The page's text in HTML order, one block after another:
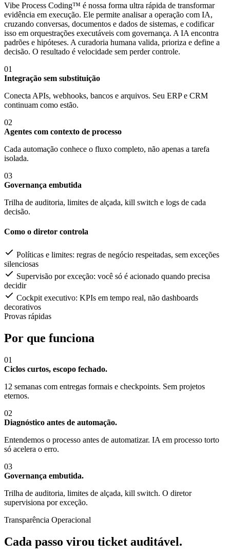
Vibe Process Coding™ é nossa forma ultra rápida de transformar
evidência em execução. Ele permite analisar a operação com IA,
cruzando conversas, documentos e dados de sistemas, e codificar
isso em orquestrações executáveis com governança. A IA encontra
padrões e hipóteses. A curadoria humana valida, prioriza e define a
decisão. O resultado é velocidade sem perder controle.
01
Integração sem substituição
Conecta APIs, webhooks, bancos e arquivos. Seu ERP e CRM
continuam como estão.
02
Agentes com contexto de processo
Cada automação conhece o fluxo completo, não apenas a tarefa
isolada.
03
Governança embutida
Trilha de auditoria, limites de alçada, kill switch e logs de cada
decisão.
Como o diretor controla
Políticas e limites: regras de negócio respeitadas, sem exceções
silenciosas
Supervisão por exceção: você só é acionado quando precisa
decidir
Cockpit executivo: KPIs em tempo real, não dashboards
decorativos
Provas rápidas
Por que funciona
01
Ciclos curtos, escopo fechado.
12 semanas com entregas formais e checkpoints. Sem projetos
eternos.
02
Diagnóstico antes de automação.
Entendemos o processo antes de automatizar. IA em processo torto
só acelera o erro.
03
Governança embutida.
Trilha de auditoria, limites de alçada, kill switch. O diretor
supervisiona por exceção.
Transparência Operacional
Cada passo virou ticket auditável.